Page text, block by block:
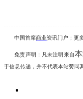
中国首席商业资讯门户；更
免责声明：凡未注明 来自
于信息传递，并不代表本站赞同